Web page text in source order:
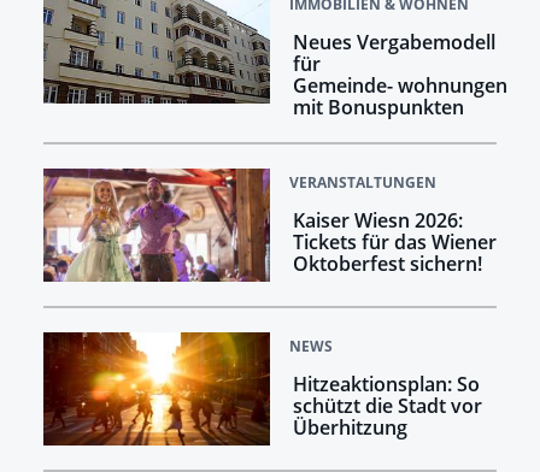
IMMOBILIEN & WOHNEN
Neues Vergabemodell
für
Gemeinde- wohnungen
mit Bonuspunkten
VERANSTALTUNGEN
Kaiser Wiesn 2026:
Tickets für das Wiener
Oktoberfest sichern!
NEWS
Hitzeaktionsplan: So
schützt die Stadt vor
Überhitzung